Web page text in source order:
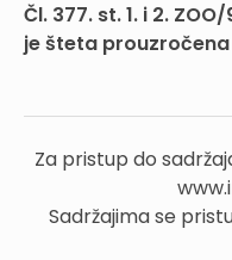
Čl. 377. st. 1. i 2.
je šteta
Za pristup do
Sadržajima se